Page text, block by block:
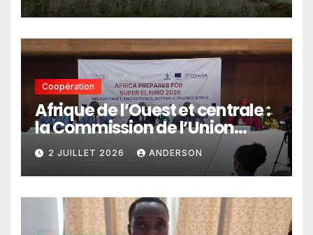
Coopération
Afrique de l’Ouest et centrale :
la Commission de l’Union
africaine veut renforcer
l’intégration des services
climatiques dans les
politiques publiques
2 JUILLET 2026 ANDERSON